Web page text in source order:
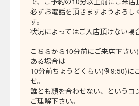
必ずお電話を頂きますようよろし
す。
状況によってはご入店頂けない場
こちらから10分前にご来店下さ
ある場合は
10分前ちょうどくらい(例9:50)に
せ。
誰とも顔を合わせない、というコ
ご理解下さい。